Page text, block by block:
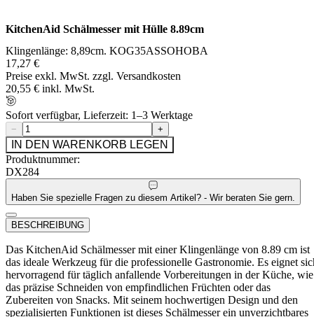
KitchenAid Schälmesser mit Hülle 8.89cm
Klingenlänge: 8,89cm. KOG35ASSOHOBA
17,27 €
Preise exkl. MwSt. zzgl. Versandkosten
20,55 € inkl. MwSt.
Sofort verfügbar, Lieferzeit: 1–3 Werktage
− +
IN DEN WARENKORB LEGEN
Produktnummer:
DX284
Haben Sie spezielle Fragen zu diesem Artikel? - Wir beraten Sie gern.
BESCHREIBUNG
Das KitchenAid Schälmesser mit einer Klingenlänge von 8.89 cm ist
das ideale Werkzeug für die professionelle Gastronomie. Es eignet
hervorragend für täglich anfallende Vorbereitungen in der Küche, wie
das präzise Schneiden von empfindlichen Früchten oder das
Zubereiten von Snacks. Mit seinem hochwertigen Design und den
spezialisierten Funktionen ist dieses Schälmesser ein unverzichtbares